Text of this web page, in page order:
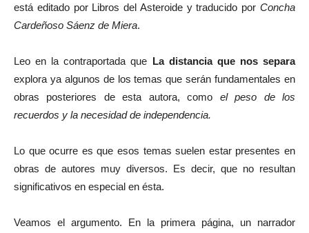
está editado por Libros del Asteroide y traducido por Concha
Cardeñoso Sáenz de Miera.
Leo en la contraportada que La distancia que nos separa
explora ya algunos de los temas que serán fundamentales en
obras posteriores de esta autora, como el peso de los
recuerdos y la necesidad de independencia.
Lo que ocurre es que esos temas suelen estar presentes en
obras de autores muy diversos. Es decir, que no resultan
significativos en especial en ésta.
Veamos el argumento. En la primera página, un narrador